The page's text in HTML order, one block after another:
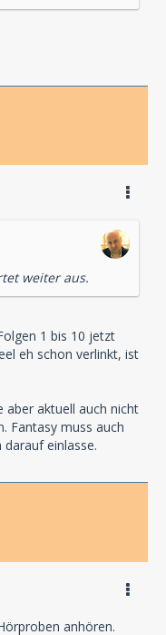
weiter aus.
1 bis 10 jetzt
eh schon verlinkt, ist
aber aktuell auch nicht
Fantasy muss auch
einlasse.
anhören.